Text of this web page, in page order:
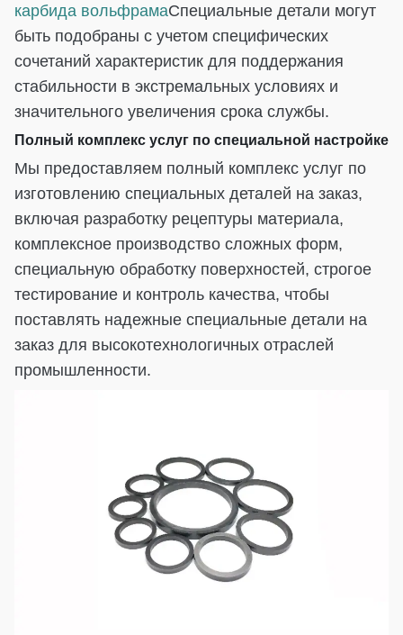
карбида вольфрамаСпециальные детали могут
быть подобраны с учетом специфических
сочетаний характеристик для поддержания
стабильности в экстремальных условиях и
значительного увеличения срока службы.
Полный комплекс услуг по специальной настройке
Мы предоставляем полный комплекс услуг по
изготовлению специальных деталей на заказ,
включая разработку рецептуры материала,
комплексное производство сложных форм,
специальную обработку поверхностей, строгое
тестирование и контроль качества, чтобы
поставлять надежные специальные детали на
заказ для высокотехнологичных отраслей
промышленности.